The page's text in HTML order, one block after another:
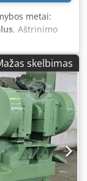
metai:
, Aštrinimo
Eiehef iki
20 - 8,0 mm
skelbimas